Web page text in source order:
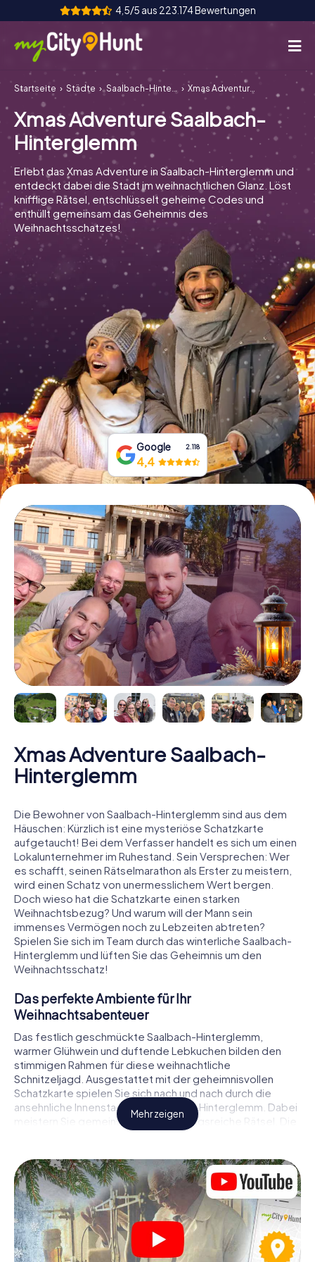
4,5/5 aus 223.174 Bewertungen
So funktioniert's
Städte
Touren
Teamevent
Tickets
INT CH
ES
UK
IT
Tickets buchen
Gutscheine bestellen
Startseite Städte Saalbach-Hinterglemm Xmas Adventure Saalbach-Hinterglemm
Xmas Adventure Saalbach-
Hinterglemm
Erlebt das Xmas Adventure in Saalbach-Hinterglemm und
entdeckt dabei die Stadt im weihnachtlichen Glanz. Löst
knifflige Rätsel, entschlüsselt geheime Codes und
enthüllt gemeinsam das Geheimnis des
Weihnachtsschatzes!
Google 2.118
4,4
Xmas Adventure Saalbach-
Hinterglemm
Die Bewohner von Saalbach-Hinterglemm sind aus dem
Häuschen: Kürzlich ist eine mysteriöse Schatzkarte
aufgetaucht! Bei dem Verfasser handelt es sich um einen
Lokalunternehmer im Ruhestand. Sein Versprechen: Wer
es schafft, seinen Rätselmarathon als Erster zu meistern,
wird einen Schatz von unermesslichem Wert bergen.
Doch wieso hat die Schatzkarte einen starken
Weihnachtsbezug? Und warum will der Mann sein
immenses Vermögen noch zu Lebzeiten abtreten?
Spielen Sie sich im Team durch das winterliche Saalbach-
Hinterglemm und lüften Sie das Geheimnis um den
Weihnachtsschatz!
Das perfekte Ambiente für Ihr
Weihnachtsabenteuer
Das festlich geschmückte Saalbach-Hinterglemm,
warmer Glühwein und duftende Lebkuchen bilden den
stimmigen Rahmen für diese weihnachtliche
Schnitzeljagd. Ausgestattet mit der geheimnisvollen
Schatzkarte spielen Sie sich nach und nach durch die
ansehnliche Innenstadt von Saalbach-Hinterglemm. Dabei
meistern Sie gemeinsam abwechslungsreiche Rätsel. Die
Weihnachtsthematik zieht sich als roter Faden durch das
spielerische Weise erfahren Sie faszinierende Anekdoten
rund um das nahende Weihnachtsfest. Wird es Ihnen
gelingen, die Hinweise richtig zu deuten und anderen
Schatzsuchern stets einen Schritt voraus zu sein?
Der Weihnachtsmarkt von Saalbach-
Hinterglemm als Zwischenstopp
Mehr zeigen